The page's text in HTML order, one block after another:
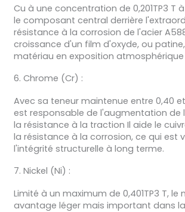
Cu à une concentration de 0,201TP3 T à
le composant central derrière
résistance à la corrosion de l'acier
croissance d'un film d'oxyde, ou
matériau en exposition atmosphérique
6. Chrome (Cr) :
Avec sa teneur maintenue entre 0,40 et
est responsable de l'augmentation de
la résistance à la traction Il aide le
la résistance à la corrosion, ce qui est
l'intégrité structurelle à long terme.
7. Nickel (Ni) :
Limité à un maximum de 0,401TP3 T, le
avantage léger mais important dans